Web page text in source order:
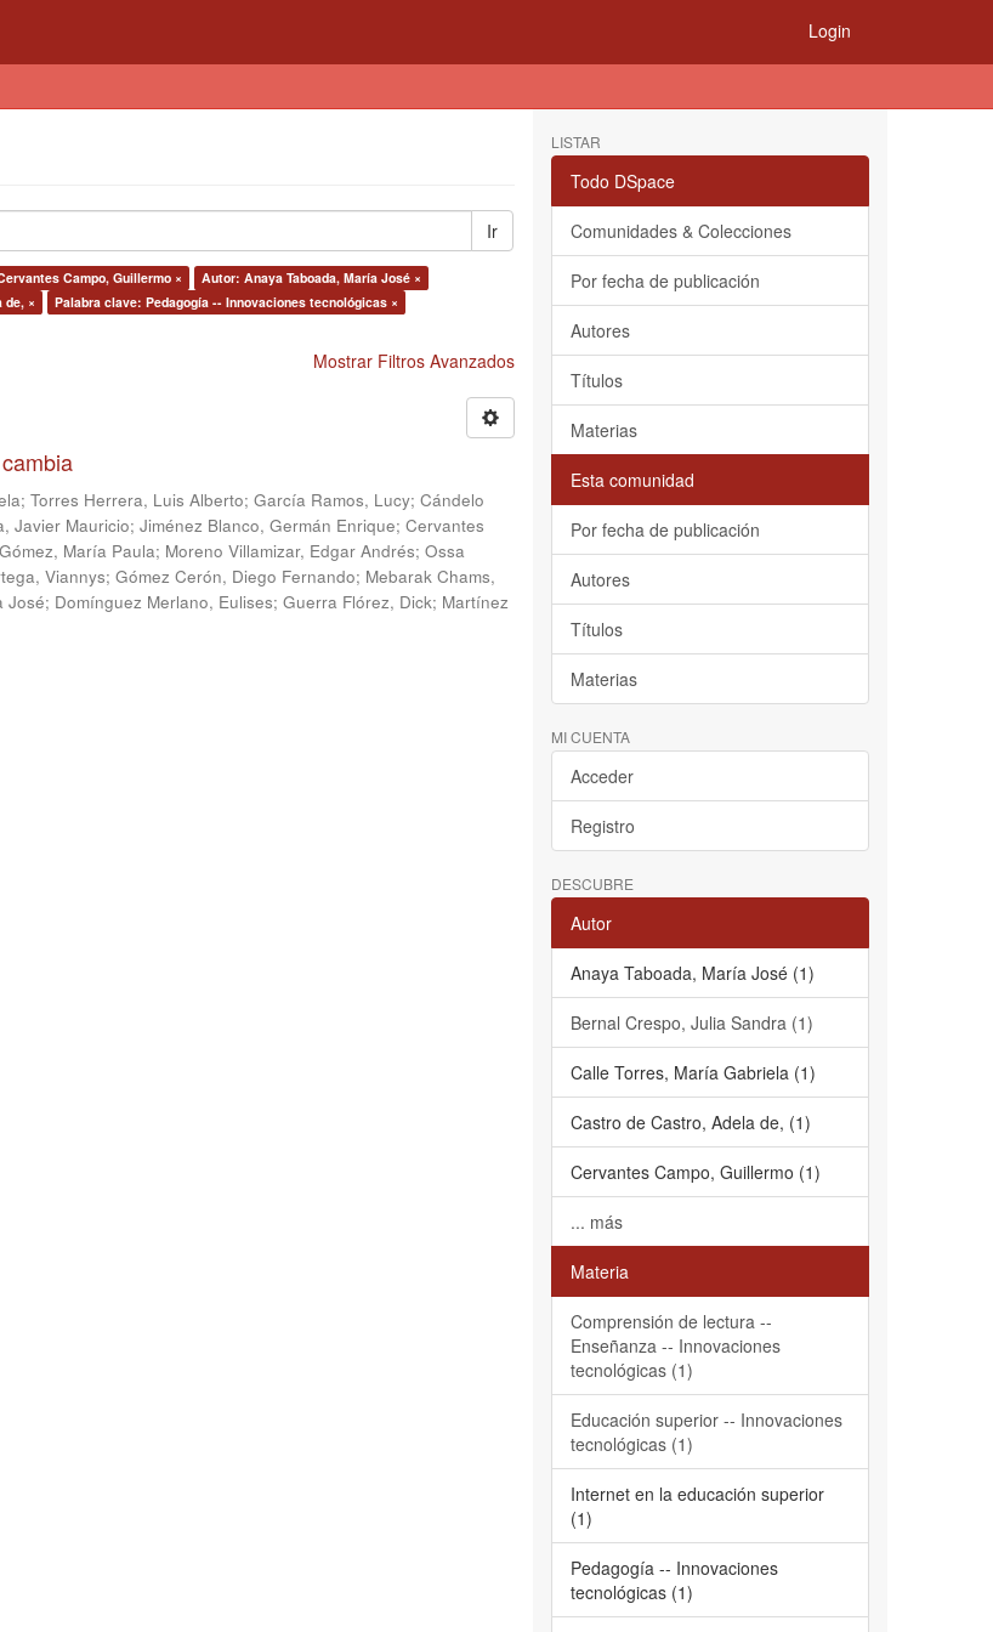
Login
Ir
Campo, Guillermo ×
Autor: Anaya Taboada, María José ×
de, ×
Palabra clave: Pedagogía -- Innovaciones tecnológicas ×
Mostrar Filtros Avanzados
; Torres Herrera, Luis Alberto; García Ramos, Lucy; Cándelo
Javier Mauricio; Jiménez Blanco, Germán Enrique; Cervantes
María Paula; Moreno Villamizar, Edgar Andrés; Ossa
Viannys; Gómez Cerón, Diego Fernando; Mebarak Chams,
José; Domínguez Merlano, Eulises; Guerra Flórez, Dick; Martínez
LISTAR
Todo DSpace
Comunidades & Colecciones
Por fecha de publicación
Autores
Títulos
Materias
Esta comunidad
Por fecha de publicación
Autores
Títulos
Materias
MI CUENTA
Acceder
Registro
DESCUBRE
Autor
Anaya Taboada, María José (1)
Bernal Crespo, Julia Sandra (1)
Calle Torres, María Gabriela (1)
Castro de Castro, Adela de, (1)
Cervantes Campo, Guillermo (1)
... más
Materia
Comprensión de lectura --
Enseñanza -- Innovaciones
tecnológicas (1)
Educación superior -- Innovaciones
tecnológicas (1)
Internet en la educación superior
(1)
Pedagogía -- Innovaciones
tecnológicas (1)